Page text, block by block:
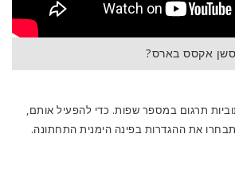
סשן אקסס בארס?
תרגום במספר שפות. כדי להפעיל אותם,
את ההגדרות בפינה הימנית התחתונה.